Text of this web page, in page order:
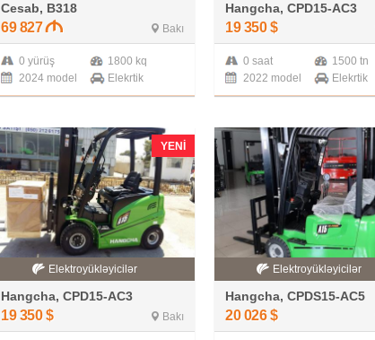
Cesab, B318
69 827 Bakı
0 yürüş
1800 kq
2024 model
Elekrtik
Hangcha, CPD15-AC3
19 350 $
0 saat
1500 tn
2022 model
Elekrtik
YENI
Elektroyükləyicilər
Hangcha, CPD15-AC3
19 350 $ Bakı
Elektroyükləyicilər
Hangcha, CPDS15-AC5
20 026 $